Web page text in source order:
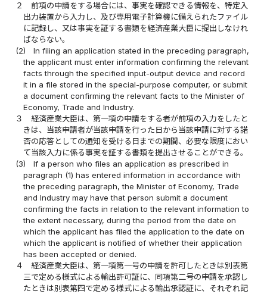
２
前項の申請をする場合には、事実を確認できる情報を、特定入
出力装置から入力し、及び専用電子計算機に備えられたファイル
に記録し、又は事実を証する書類を経済産業大臣に提出しなけれ
ばならない。
(2)
In filing an application stated in the preceding paragraph,
the applicant must enter information confirming the relevant
facts through the specified input-output device and record
it in a file stored in the special-purpose computer, or submit
a document confirming the relevant facts to the Minister of
Economy, Trade and Industry.
３
経済産業大臣は、第一項の申請をする者が前項の入力をしたと
きは、当該申請者が当該申請を行った日から当該申請に対する諾
否の応答としての通知を受ける日までの期間、必要な限度におい
て当該入力に係る事実を証する書類を提出させることができる。
(3)
If a person who files an application as prescribed in
paragraph (1) has entered information in accordance with
the preceding paragraph, the Minister of Economy, Trade
and Industry may have that person submit a document
confirming the facts in relation to the relevant information to
the extent necessary, during the period from the date on
which the applicant has filed the application to the date on
which the applicant is notified of whether their application
has been accepted or denied.
４
経済産業大臣は、第一項第一号の申請を許可したときは別表第
三で定める様式による輸出許可証に、同項第二号の申請を承認し
たときは別表第四で定める様式による輸出承認証に、それぞれ記